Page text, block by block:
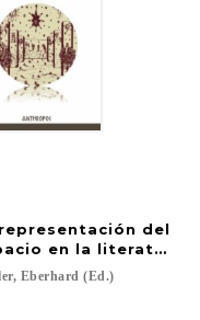
análisis literario
del
en la literatura
Eberhard (Ed.)